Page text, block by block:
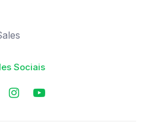
Sociais